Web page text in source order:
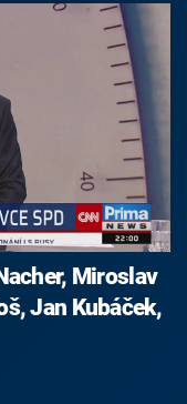
Miroslav
Jan Kubáček,